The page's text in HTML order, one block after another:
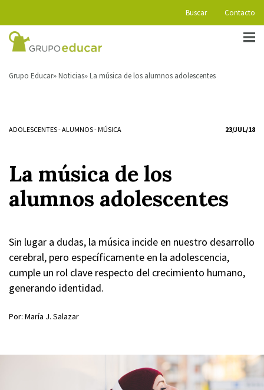
Buscar Contacto
Grupo Educar Noticias La música de los alumnos adolescentes
ADOLESCENTES-ALUMNOS-MÚSICA 23/JUL/18
La música de los
alumnos adolescentes
Sin lugar a dudas, la música incide en nuestro desarrollo
cerebral, pero específicamente en la adolescencia,
cumple un rol clave respecto del crecimiento humano,
generando identidad.
Por: María J. Salazar